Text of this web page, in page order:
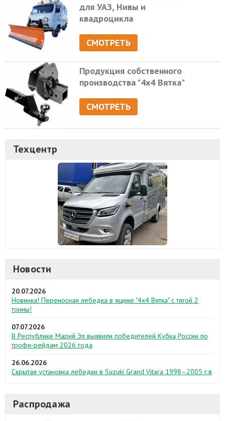
для УАЗ, Нивы и
квадроцикла
СМОТРЕТЬ
Продукция собственного
производства "4х4 Вятка"
СМОТРЕТЬ
Техцентр
Новости
20.07.2026
Новинка! Переносная лебедка в ящике "4х4 Вятка" с тягой 2
тонны!
07.07.2026
В Республике Марий Эл выявили победителей Кубка России по
трофи-рейдам 2026 года
26.06.2026
Скрытая установка лебедки в Suzuki Grand Vitara 1998–2005 г.в
Распродажа